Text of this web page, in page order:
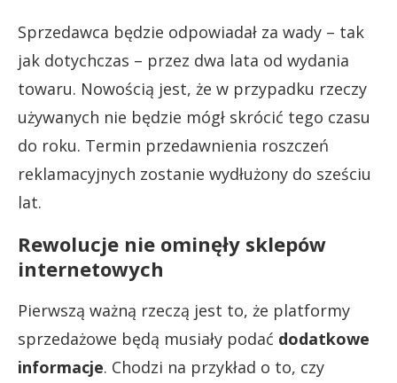
Sprzedawca będzie odpowiadał za wady – tak
jak dotychczas – przez dwa lata od wydania
towaru. Nowością jest, że w przypadku rzeczy
używanych nie będzie mógł skrócić tego czasu
do roku. Termin przedawnienia roszczeń
reklamacyjnych zostanie wydłużony do sześciu
lat.
Rewolucje nie ominęły sklepów
internetowych
Pierwszą ważną rzeczą jest to, że platformy
sprzedażowe będą musiały podać dodatkowe
informacje. Chodzi na przykład o to, czy